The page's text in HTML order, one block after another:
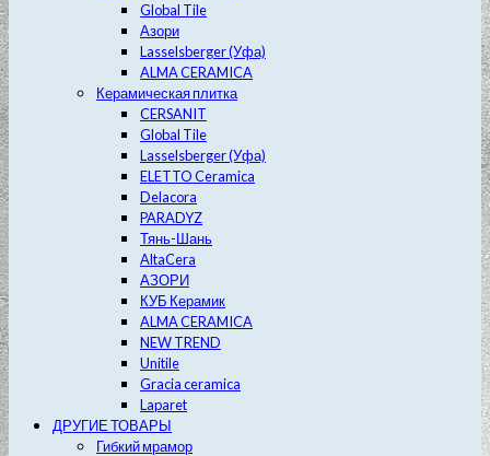
Global Tile
Азори
Lasselsberger (Уфа)
ALMA CERAMICA
Керамическая плитка
CERSANIT
Global Tile
Lasselsberger (Уфа)
ELETTO Ceramica
Delacora
PARADYZ
Тянь-Шань
AltaCera
АЗОРИ
КУБ Керамик
ALMA CERAMICA
NEW TREND
Unitile
Gracia ceramica
Laparet
ДРУГИЕ ТОВАРЫ
Гибкий мрамор